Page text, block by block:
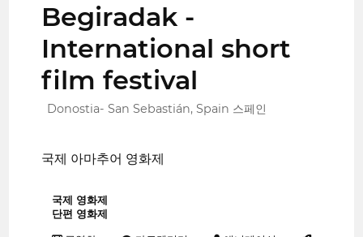
Begiradak -
International short
film festival
Donostia- San Sebastián, Spain 스페인
국제 아마추어 영화제
국제 영화제
단편 영화제